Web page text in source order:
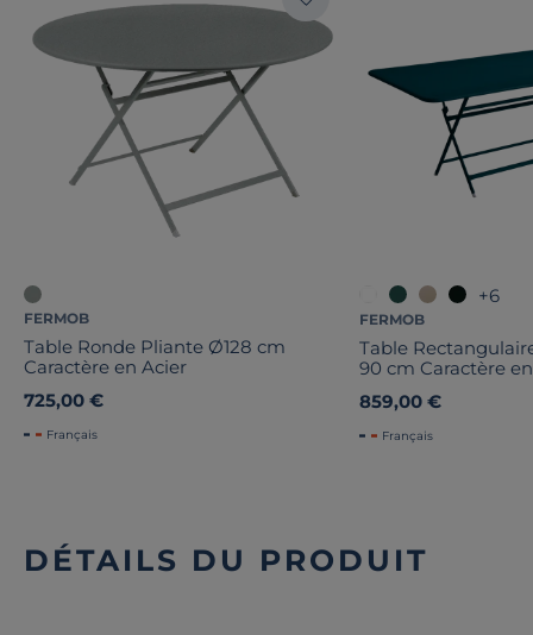
FERMOB
Table Ronde Pliante Ø128 cm
Caractère en Acier
725,00 €
Français
+6
FERMOB
Table
90 cm Caractère
859,00 €
Français
DÉTAILS DU PRODUIT